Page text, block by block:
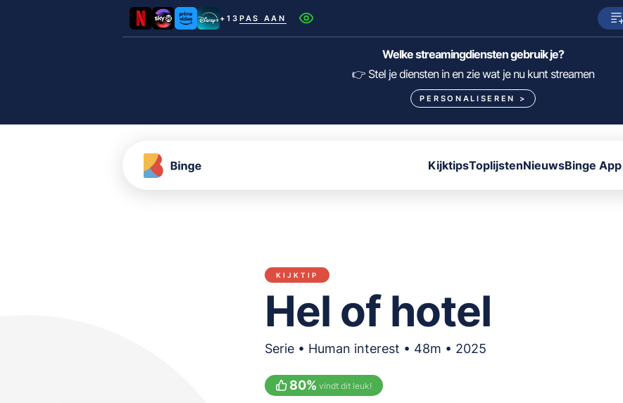
+13 PAS AAN
Netflix SkyShowtime Prime Video
HBO Max NPO Start
Pathé Thuis
Welke streamingdiensten gebruik je?
👉 Stel je diensten in en zie wat je nu kunt streamen
PERSONALISEREN >
KijktipsToplijstenNieuwsBinge App
KIJKTIP
Hel of hotel
Serie • Human interest • 48m • 2025
80% vindt dit leuk!